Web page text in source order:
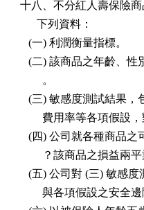
十八、不分紅人壽保險
      下列資料：
   (一) 利潤衡量指標。
(二) 該商品之年齡、
        。
(三) 敏感度測試結果
費用率等各項假設
(四) 公司就各種商品
？該商品之損益兩
(五) 公司對 (三) 敏
與各項假設之安全